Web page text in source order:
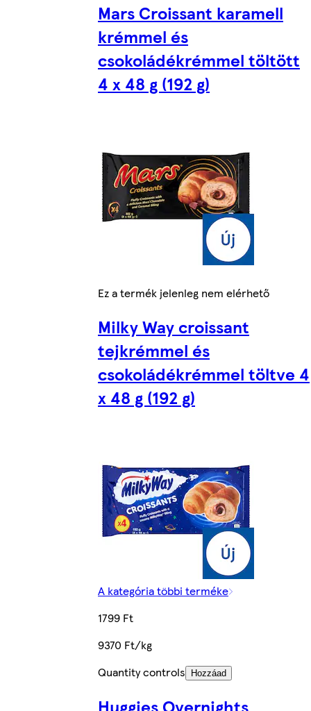
Mars Croissant karamell
krémmel és
csokoládékrémmel töltött
4 x 48 g (192 g)
Ez a termék jelenleg nem elérhető
Milky Way croissant
tejkrémmel és
csokoládékrémmel töltve 4
x 48 g (192 g)
A kategória többi terméke
1799 Ft
9370 Ft/kg
Quantity controls
Hozzáad
Huggies Overnights